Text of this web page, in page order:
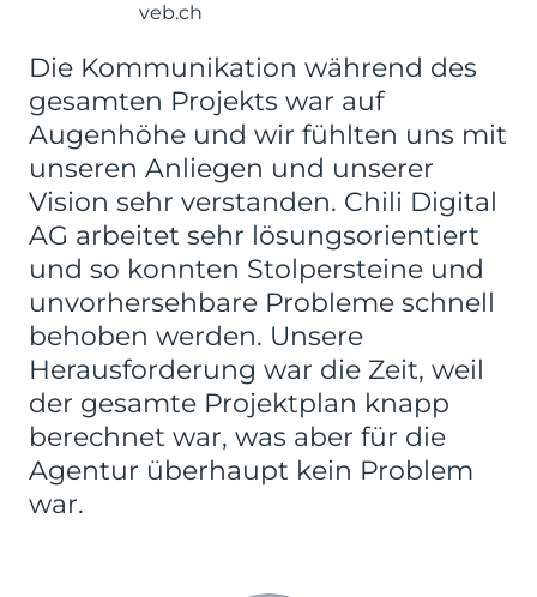
veb.ch
Die Kommunikation während des
gesamten Projekts war auf
Augenhöhe und wir fühlten uns mit
unseren Anliegen und unserer
Vision sehr verstanden. Chili Digital
AG arbeitet sehr lösungsorientiert
und so konnten Stolpersteine und
unvorhersehbare Probleme schnell
behoben werden. Unsere
Herausforderung war die Zeit, weil
der gesamte Projektplan knapp
berechnet war, was aber für die
Agentur überhaupt kein Problem
war.